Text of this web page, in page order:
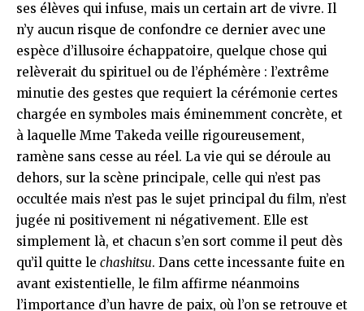
ses élèves qui infuse, mais un certain art de vivre. Il
n’y aucun risque de confondre ce dernier avec une
espèce d’illusoire échappatoire, quelque chose qui
relèverait du spirituel ou de l’éphémère : l’extrême
minutie des gestes que requiert la cérémonie certes
chargée en symboles mais éminemment concrète, et
à laquelle Mme Takeda veille rigoureusement,
ramène sans cesse au réel. La vie qui se déroule au
dehors, sur la scène principale, celle qui n’est pas
occultée mais n’est pas le sujet principal du film, n’est
jugée ni positivement ni négativement. Elle est
simplement là, et chacun s’en sort comme il peut dès
qu’il quitte le chashitsu. Dans cette incessante fuite en
avant existentielle, le film affirme néanmoins
l’importance d’un havre de paix, où l’on se retrouve et